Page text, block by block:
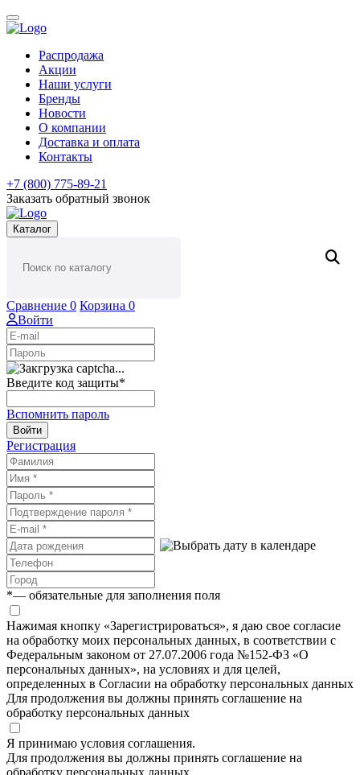
Распродажа
Акции
Наши услуги
Бренды
Новости
О компании
Доставка и оплата
Контакты
+7 (800) 775-89-21
Заказать обратный звонок
Каталог
Сравнение 0 Корзина 0
Войти
Введите код защиты*
Вспомнить пароль
Войти
Регистрация
*— обязательные для заполнения поля
Нажимая кнопку «Зарегистрироваться», я даю свое согласие
на обработку моих персональных данных, в соответствии с
Федеральным законом от 27.07.2006 года №152-ФЗ «О
персональных данных», на условиях и для целей,
определенных в Согласии на обработку персональных данных
Для продолжения вы должны принять соглашение на
обработку персональных данных
Я принимаю условия соглашения.
Для продолжения вы должны принять соглашение на
обработку персональных данных